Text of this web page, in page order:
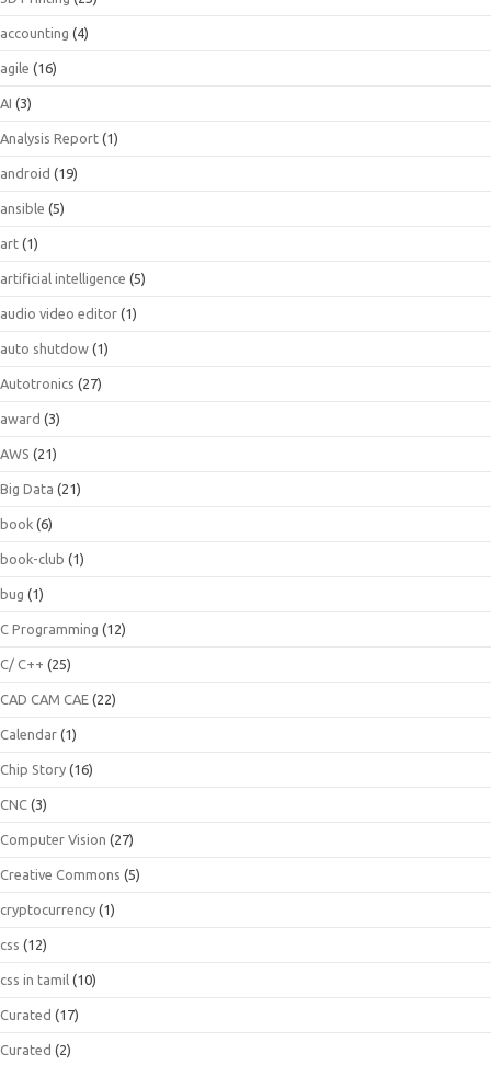
accounting (4)
agile (16)
AI (3)
Analysis Report (1)
android (19)
ansible (5)
art (1)
artificial intelligence (5)
audio video editor (1)
auto shutdow (1)
Autotronics (27)
award (3)
AWS (21)
Big Data (21)
book (6)
book-club (1)
bug (1)
C Programming (12)
C/ C++ (25)
CAD CAM CAE (22)
Calendar (1)
Chip Story (16)
CNC (3)
Computer Vision (27)
Creative Commons (5)
cryptocurrency (1)
css (12)
css in tamil (10)
Curated (17)
Curated (2)